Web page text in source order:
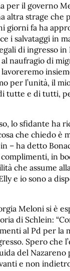
per il governo
altra strage che
giorni fa ha
i salvataggi in
di ingresso in
naufragio di
lavoreremo
per l’unità, il
tutte e di tutti,
lo sfidante ha
che chiedo è
– ha detto
in
che assume
e io sono a
Meloni si è
di Schlein:
al Pd per la
Spero che
del Nazareno
e non